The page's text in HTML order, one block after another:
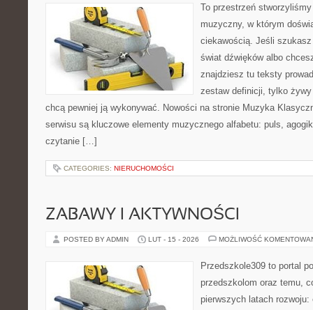
To przestrzeń
muzyczny, w którym
ciekawością. Jeśli
świat dźwięków albo
znajdziesz tu teksty
zestaw definicji, tylko
chcą pewniej ją wykonywać. Nowości na stronie Muzyka
serwisu są kluczowe elementy muzycznego alfabetu: puls,
czytanie […]
CATEGORIES: NIERUCHOMOŚCI
ZABAWY I AKTYWNOŚCI
POSTED BY ADMIN LUT - 15 - 2026 MOŻLIWOŚĆ
Przedszkole309 to portal
przedszkolom oraz temu,
pierwszych latach